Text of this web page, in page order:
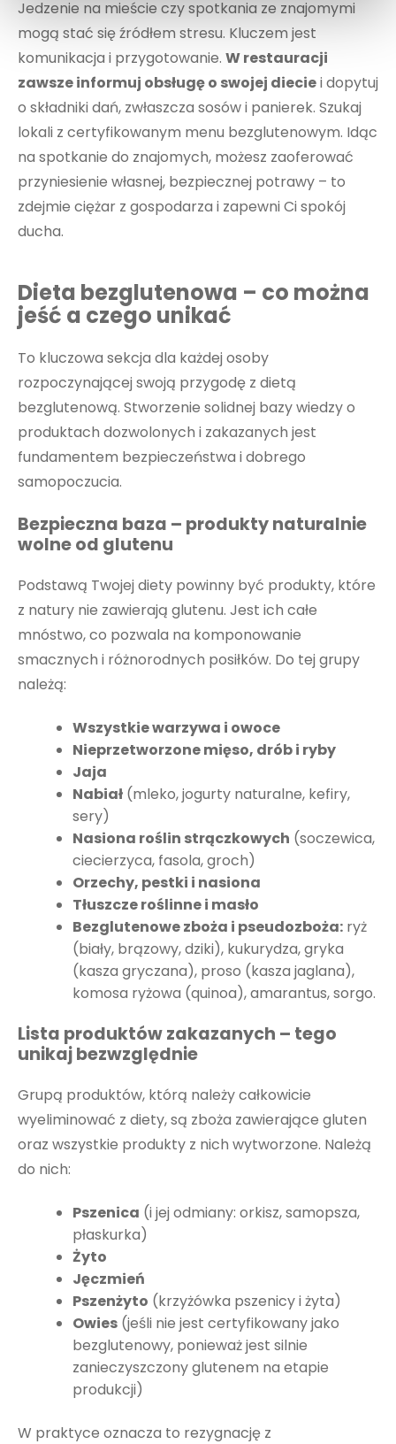
Jedzenie na mieście czy spotkania ze znajomymi
mogą stać się źródłem stresu. Kluczem jest
komunikacja i przygotowanie. W restauracji
zawsze informuj obsługę o swojej dieciei dopytuj
o składniki dań, zwłaszcza sosów i panierek. Szukaj
lokali z certyfikowanym menu bezglutenowym. Idąc
na spotkanie do znajomych, możesz zaoferować
przyniesienie własnej, bezpiecznej potrawy – to
zdejmie ciężar z gospodarza i zapewni Ci spokój
ducha.
Dieta bezglutenowa – co można
jeść a czego unikać
To kluczowa sekcja dla każdej osoby
rozpoczynającej swoją przygodę z dietą
bezglutenową. Stworzenie solidnej bazy wiedzy o
produktach dozwolonych i zakazanych jest
fundamentem bezpieczeństwa i dobrego
samopoczucia.
Bezpieczna baza – produkty naturalnie
wolne od glutenu
Podstawą Twojej diety powinny być produkty, które
z natury nie zawierają glutenu. Jest ich całe
mnóstwo, co pozwala na komponowanie
smacznych i różnorodnych posiłków. Do tej grupy
należą:
Wszystkie warzywa i owoce
Nieprzetworzone mięso, drób i ryby
Jaja
Nabiał (mleko, jogurty naturalne, kefiry,
sery)
Nasiona roślin strączkowych (soczewica,
ciecierzyca, fasola, groch)
Orzechy, pestki i nasiona
Tłuszcze roślinne i masło
Bezglutenowe zboża i pseudozboża: ryż
(biały, brązowy, dziki), kukurydza, gryka
(kasza gryczana), proso (kasza jaglana),
komosa ryżowa (quinoa), amarantus, sorgo.
Lista produktów zakazanych – tego
unikaj bezwzględnie
Grupą produktów, którą należy całkowicie
wyeliminować z diety, są zboża zawierające gluten
oraz wszystkie produkty z nich wytworzone. Należą
do nich:
Pszenica (i jej odmiany: orkisz, samopsza,
płaskurka)
Żyto
Jęczmień
Pszenżyto (krzyżówka pszenicy i żyta)
Owies (jeśli nie jest certyfikowany jako
bezglutenowy, ponieważ jest silnie
zanieczyszczony glutenem na etapie
produkcji)
W praktyce oznacza to rezygnację z